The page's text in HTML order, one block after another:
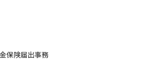
保険届出事務